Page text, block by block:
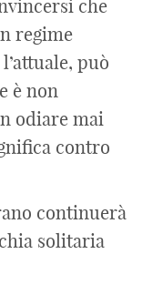
che
regime
può
è non
odiare mai
contro
continuerà
solitaria